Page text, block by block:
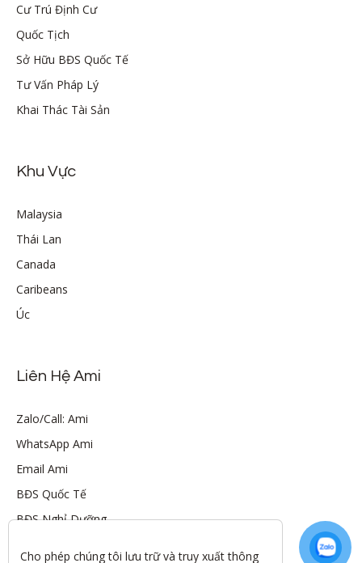
Cư Trú Định Cư
Quốc Tịch
Sở Hữu BĐS Quốc Tế
Tư Vấn Pháp Lý
Khai Thác Tài Sản
Khu Vực
Malaysia
Thái Lan
Canada
Caribeans
Úc
Liên Hệ Ami
Zalo/Call: Ami
WhatsApp Ami
Email Ami
BĐS Quốc Tế
BĐS Nghỉ Dưỡng
Cho phép chúng tôi lưu trữ và truy xuất thông